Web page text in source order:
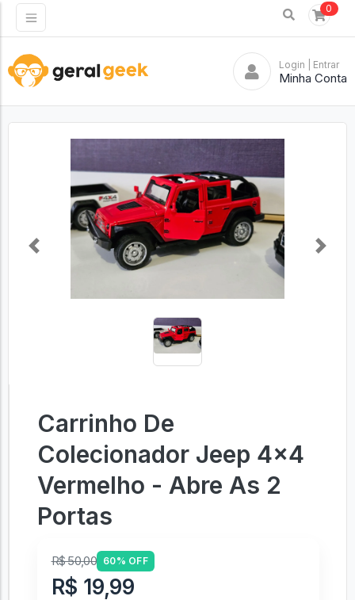
0
Login | Entrar
Minha Conta
Previous Next
Carrinho De
Colecionador Jeep 4x4
Vermelho - Abre As 2
Portas
R$ 50,00 60% OFF
R$ 19,99